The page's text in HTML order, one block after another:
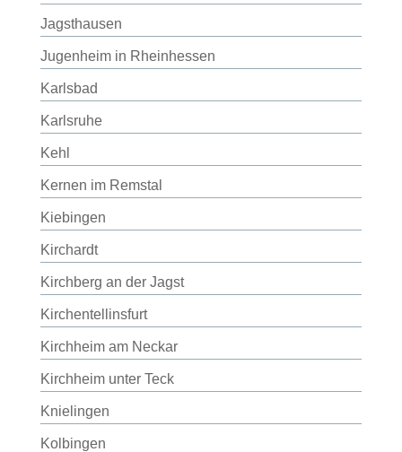
Jagsthausen
Jugenheim in Rheinhessen
Karlsbad
Karlsruhe
Kehl
Kernen im Remstal
Kiebingen
Kirchardt
Kirchberg an der Jagst
Kirchentellinsfurt
Kirchheim am Neckar
Kirchheim unter Teck
Knielingen
Kolbingen